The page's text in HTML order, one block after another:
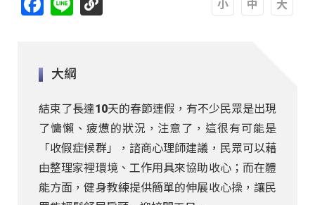
大綱
結束了長達10天的春節連假，有不少民眾是出現
了慵懶、疲憊的狀況，注意了，這很有可能是
「收假症候群」，諮商心理師建議，民眾可以藉
由整理家裡環境、工作用具來協助收心；而在體
能方面，健身教練提供簡單的伸展收心操，讓民